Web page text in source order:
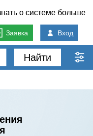
о системе больше
Заявка Вход
Найти